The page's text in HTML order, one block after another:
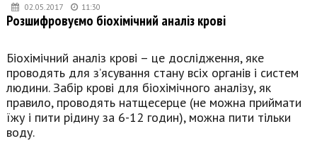
02.05.2017 11:30
Розшифровуємо біохімічний аналіз крові
Біохімічний аналіз крові – це дослідження, яке
проводять для з’ясування стану всіх органів і систем
людини. Забір крові для біохімічного аналізу, як
правило, проводять натщесерце (не можна приймати
їжу і пити рідину за 6-12 годин), можна пити тільки
воду.